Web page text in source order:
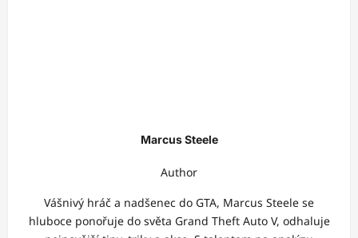
Marcus Steele
Author
Vášnivý hráč a nadšenec do GTA, Marcus Steele se
hluboce ponořuje do světa Grand Theft Auto V, odhaluje